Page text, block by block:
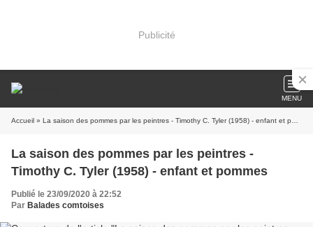
Publicité
MENU
Accueil » La saison des pommes par les peintres - Timothy C. Tyler (1958) - enfant et pommes
La saison des pommes par les peintres -
Timothy C. Tyler (1958) - enfant et pommes
Publié le 23/09/2020 à 22:52
Par Balades comtoises